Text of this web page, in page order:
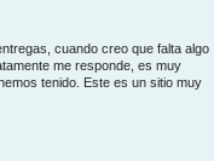
cuando creo que falta algo
me responde, es muy
tenido. Este es un sitio muy